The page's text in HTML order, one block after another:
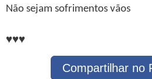
Não sejam sofrimentos vãos
♥♥♥
Compartilhar no